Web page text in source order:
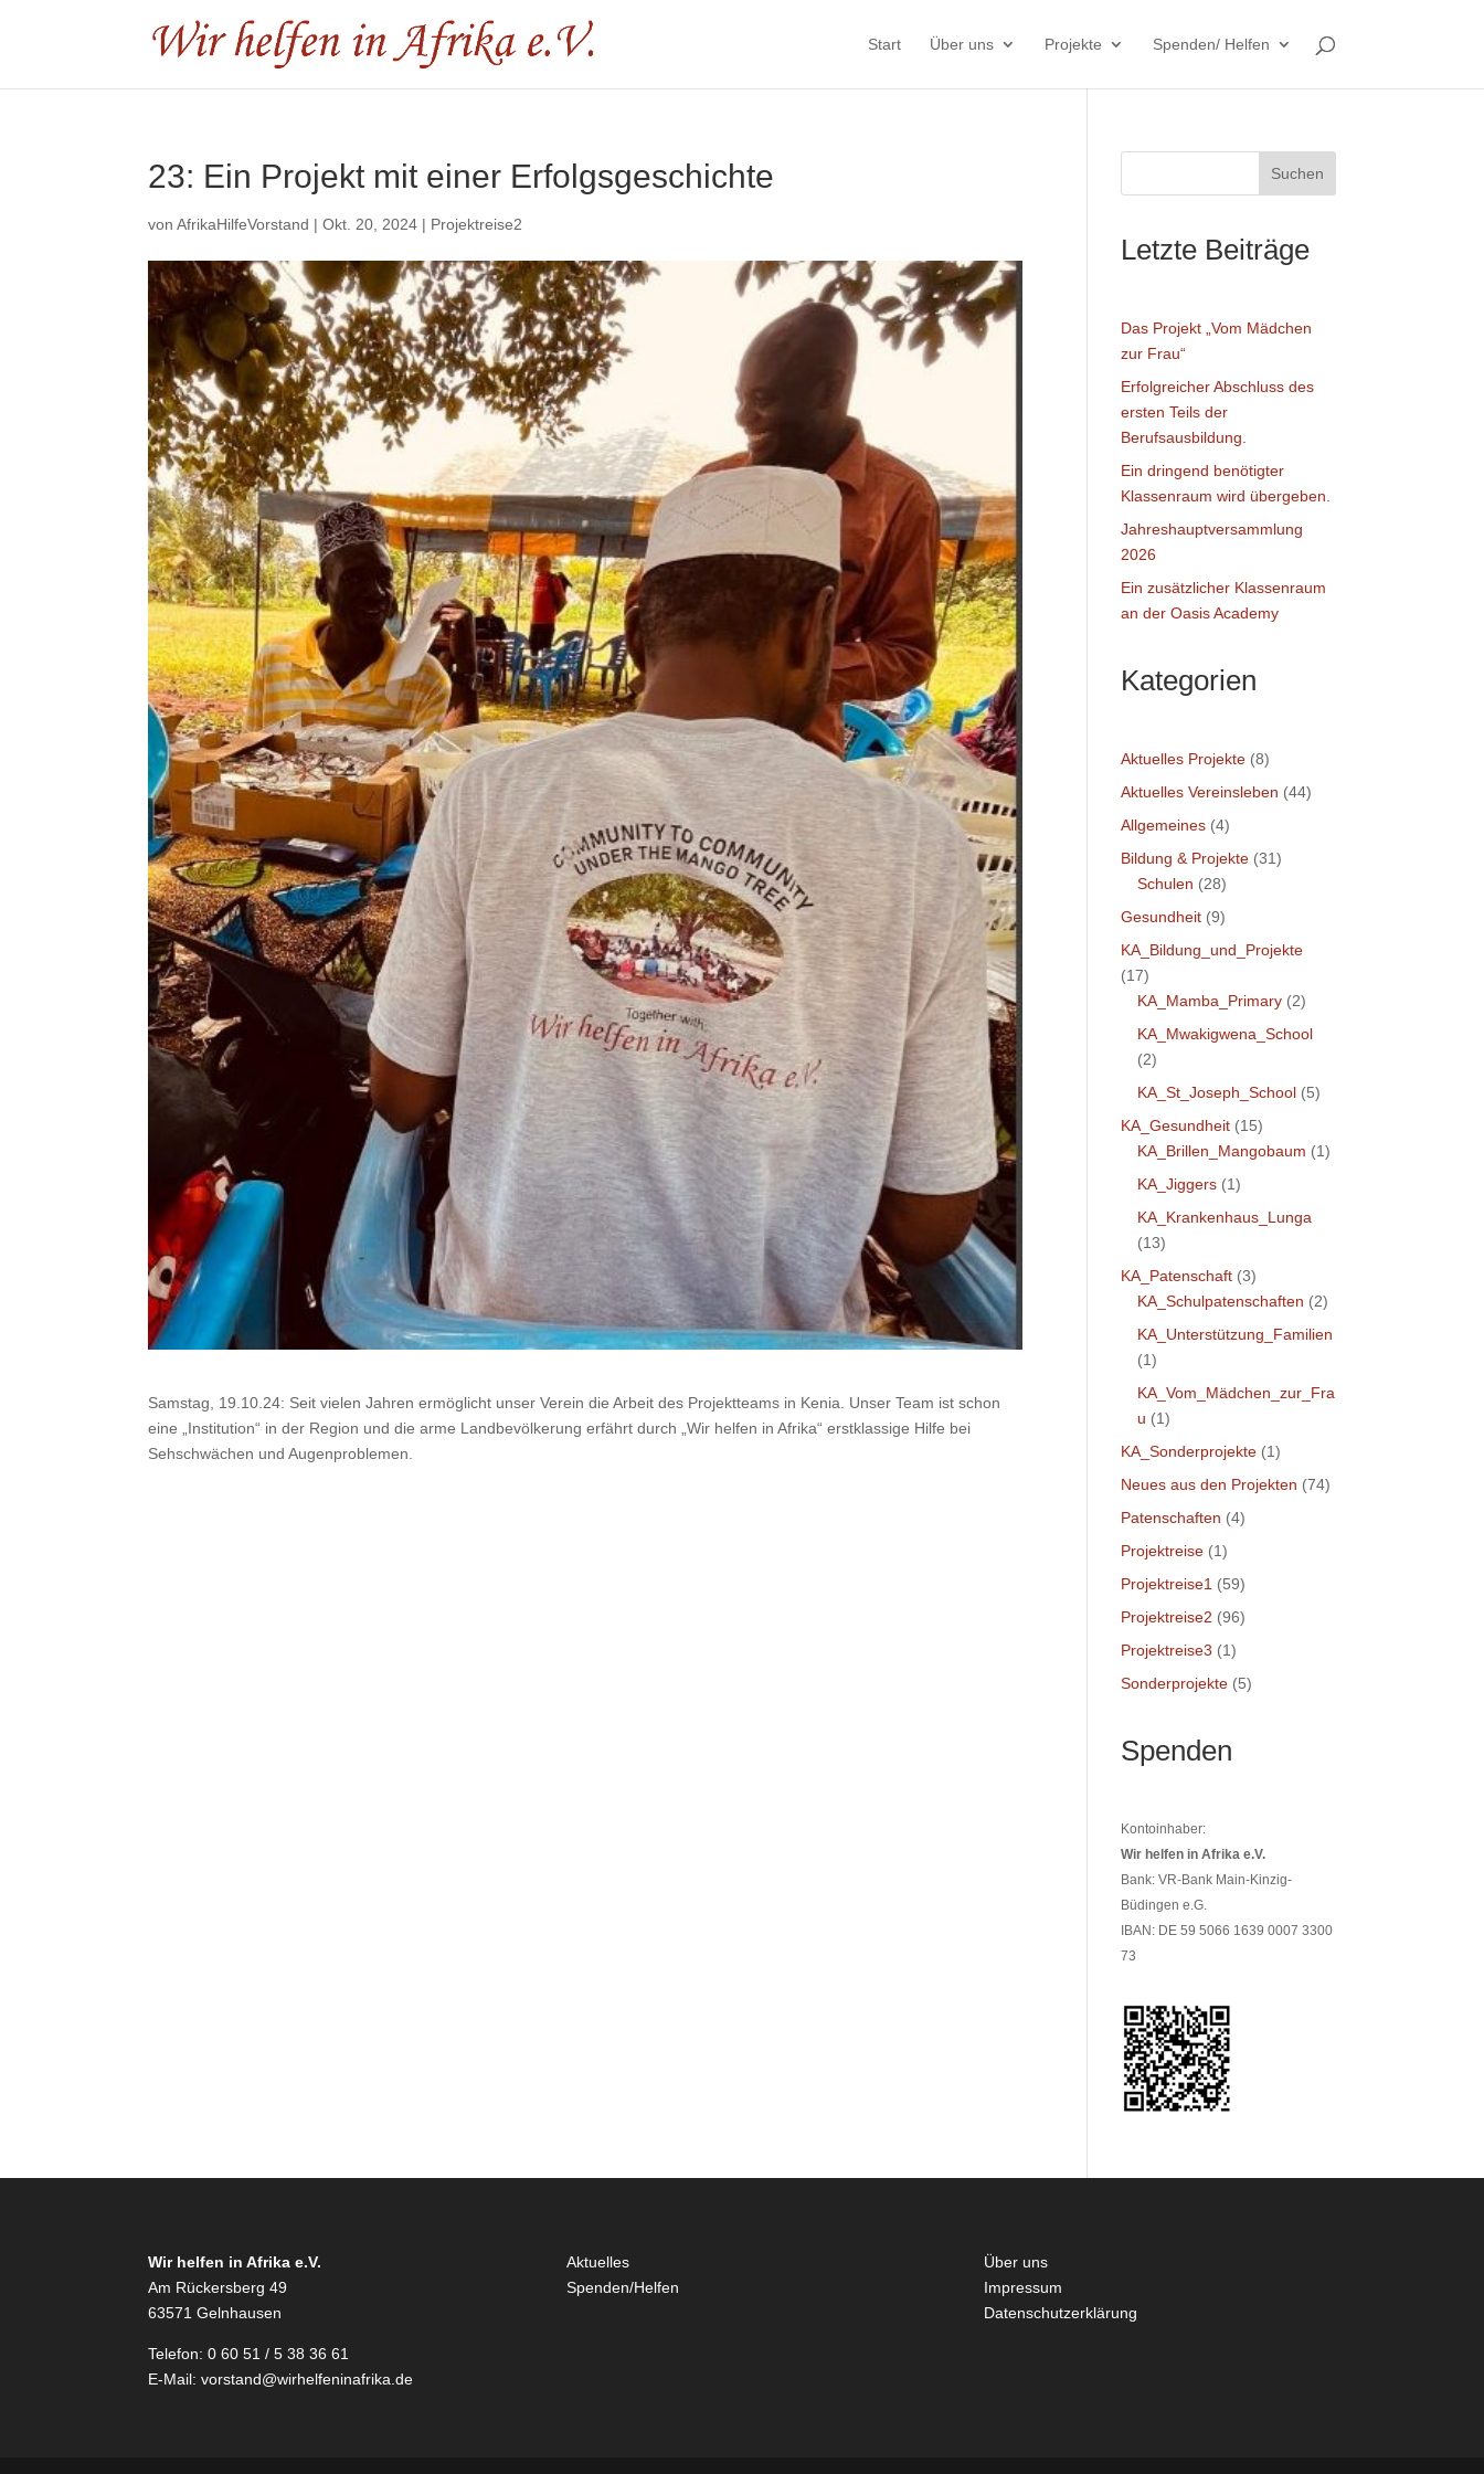
Start Über uns Projekte Spenden/ Helfen
23: Ein Projekt mit einer Erfolgsgeschichte
vonAfrikaHilfeVorstand |Okt. 20, 2024 | Projektreise2
Samstag, 19.10.24: Seit vielen Jahren ermöglicht unser Verein die Arbeit des Projektteams in Kenia. Unser Team ist schon
eine „Institution“ in der Region und die arme Landbevölkerung erfährt durch „Wir helfen in Afrika“ erstklassige Hilfe bei
Sehschwächen und Augenproblemen.
Suchen
Letzte Beiträge
Das Projekt „Vom Mädchen
zur Frau“
Erfolgreicher Abschluss des
ersten Teils der
Berufsausbildung.
Ein dringend benötigter
Klassenraum wird übergeben.
Jahreshauptversammlung
2026
Ein zusätzlicher Klassenraum
an der Oasis Academy
Kategorien
Aktuelles Projekte (8)
Aktuelles Vereinsleben (44)
Allgemeines (4)
Bildung & Projekte (31)
Schulen (28)
Gesundheit (9)
KA_Bildung_und_Projekte
(17)
KA_Mamba_Primary (2)
KA_Mwakigwena_School
(2)
KA_St_Joseph_School (5)
KA_Gesundheit (15)
KA_Brillen_Mangobaum (1)
KA_Jiggers (1)
KA_Krankenhaus_Lunga
(13)
KA_Patenschaft (3)
KA_Schulpatenschaften (2)
KA_Unterstützung_Familien
(1)
KA_Vom_Mädchen_zur_Fra
u (1)
KA_Sonderprojekte (1)
Neues aus den Projekten (74)
Patenschaften (4)
Projektreise (1)
Projektreise1 (59)
Projektreise2 (96)
Projektreise3 (1)
Sonderprojekte (5)
Spenden
Kontoinhaber:
Wir helfen in Afrika e.V.
Bank: VR-Bank Main-Kinzig-
Büdingen e.G.
IBAN: DE 59 5066 1639 0007 3300
73
Wir helfen in Afrika e.V.
Am Rückersberg 49
63571 Gelnhausen
Telefon: 0 60 51 / 5 38 36 61
E-Mail:vorstand@wirhelfeninafrika.de
Aktuelles
Spenden/Helfen
Über uns
Impressum
Datenschutzerklärung